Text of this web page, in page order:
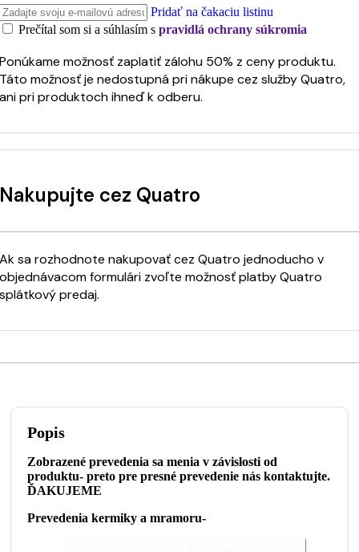
Pridať na čakaciu listinu
Prečítal som si a súhlasím s pravidlá ochrany súkromia
Ponúkame možnosť zaplatiť zálohu 50% z ceny produktu.
Táto možnosť je nedostupná pri nákupe cez služby Quatro,
ani pri produktoch ihneď k odberu.
Nakupujte cez Quatro
Ak sa rozhodnote nakupovať cez Quatro jednoducho v
objednávacom formulári zvoľte možnosť platby Quatro
splátkový predaj.
Popis
Zobrazené prevedenia sa menia v závislosti od
produktu- preto pre presné prevedenie nás kontaktujte.
ĎAKUJEME
Prevedenia kermiky a mramoru-